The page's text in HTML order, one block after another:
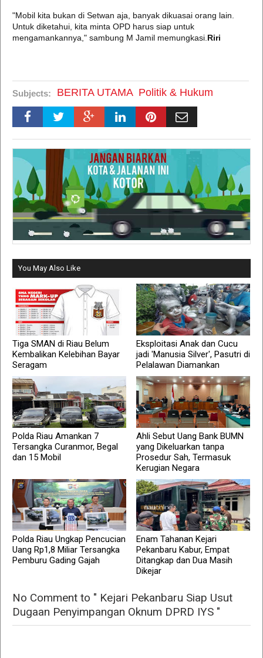
"Mobil kita bukan di Setwan aja, banyak dikuasai orang lain.
Untuk diketahui, kita minta OPD harus siap untuk
mengamankannya," sambung M Jamil memungkasi. Riri
Subjects: BERITA UTAMA Politik & Hukum
You May Also Like
Tiga SMAN di Riau Belum
Kembalikan Kelebihan Bayar
Seragam
Eksploitasi Anak dan Cucu
jadi 'Manusia Silver', Pasutri di
Pelalawan Diamankan
Polda Riau Amankan 7
Tersangka Curanmor, Begal
dan 15 Mobil
Ahli Sebut Uang Bank BUMN
yang Dikeluarkan tanpa
Prosedur Sah, Termasuk
Kerugian Negara
Polda Riau Ungkap Pencucian
Uang Rp1,8 Miliar Tersangka
Pemburu Gading Gajah
Enam Tahanan Kejari
Pekanbaru Kabur, Empat
Ditangkap dan Dua Masih
Dikejar
No Comment to " Kejari Pekanbaru Siap Usut
Dugaan Penyimpangan Oknum DPRD IYS "